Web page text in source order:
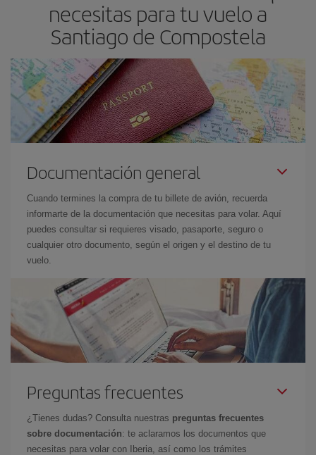
necesitas para tu vuelo a
Santiago de Compostela
Documentación general
Cuando termines la compra de tu billete de avión, recuerda
informarte de la documentación que necesitas para volar. Aquí
puedes consultar si requieres visado, pasaporte, seguro o
cualquier otro documento, según el origen y el destino de tu
vuelo.
Preguntas frecuentes
¿Tienes dudas? Consulta nuestras preguntas frecuentes
sobre documentación: te aclaramos los documentos que
necesitas para volar con Iberia, así como los trámites